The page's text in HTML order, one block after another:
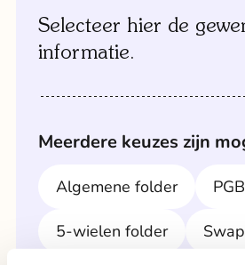
Selecteer hier de
informatie.
Meerdere keuzes zijn
Algemene folder
5-wielen folder